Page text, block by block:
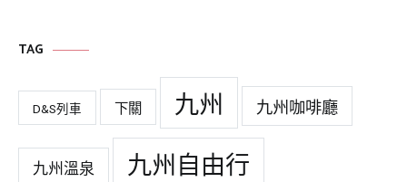
TAG
D&S列車 下關 九州 九州咖啡廳
九州溫泉 九州自由行